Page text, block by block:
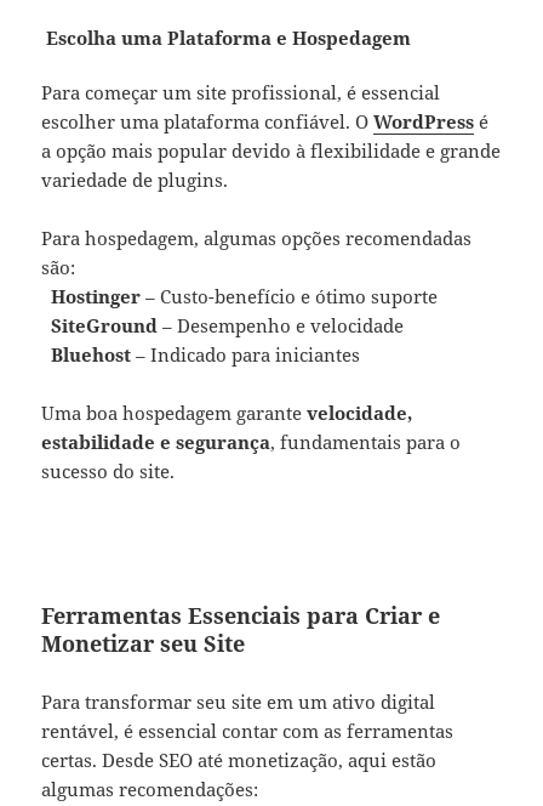
Escolha uma Plataforma e Hospedagem
Para começar um site profissional, é essencial
escolher uma plataforma confiável. OWordPress é
a opção mais popular devido à flexibilidade e grande
variedade de plugins.
Para hospedagem, algumas opções recomendadas
são:
Hostinger – Custo-benefício e ótimo suporte
SiteGround – Desempenho e velocidade
Bluehost – Indicado para iniciantes
Uma boa hospedagem garantevelocidade,
estabilidade e segurança, fundamentais para o
sucesso do site.
Ferramentas Essenciais para Criar e
Monetizar seu Site
Para transformar seu site em um ativo digital
rentável, é essencial contar com as ferramentas
certas. Desde SEO até monetização, aqui estão
algumas recomendações: